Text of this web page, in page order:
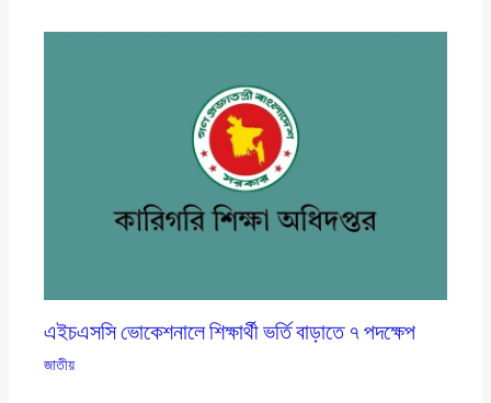
এইচএসসি ভোকেশনালে শিক্ষার্থী ভর্তি বাড়াতে ৭ পদক্ষেপ
জাতীয়